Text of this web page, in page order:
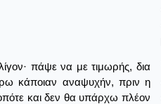
πάψε να με τιμωρής, δια
κάποιαν αναψυχήν, πριν η
και δεν θα υπάρχω πλέον